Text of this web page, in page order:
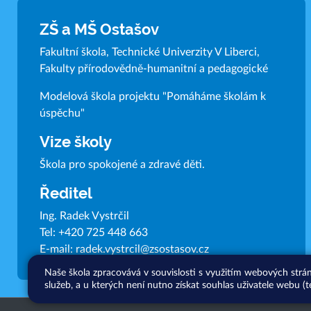
ZŠ a MŠ Ostašov
Fakultní škola, Technické Univerzity V Liberci,
Fakulty přírodovědně-humanitní a pedagogické
Modelová škola projektu "Pomáháme školám k
úspěchu"
Vize školy
Škola pro spokojené a zdravé děti.
Ředitel
Ing. Radek Vystrčil
Tel: +420 725 448 663
E-mail:radek.vystrcil@zsostasov.cz
Naše škola zpracovává v souvislosti s využitím webových
služeb, a u kterých není nutno získat souhlas uživatele webu